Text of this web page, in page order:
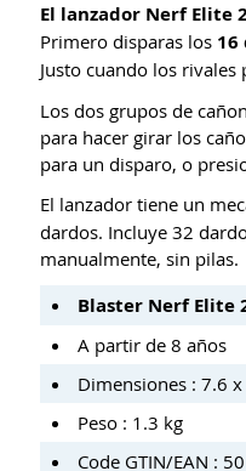
El lanzador Nerf Elite
Primero disparas los 16
Justo cuando los rivales
Los dos grupos de
para hacer girar los
para un disparo, o
El lanzador tiene un
dardos. Incluye 32
manualmente, sin pilas.
Blaster Nerf Elite
A partir de 8 años
Dimensiones : 7.6
Peso : 1.3 kg
Code GTIN/EAN :